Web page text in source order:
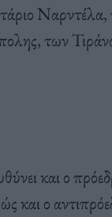
Ναρντέλα,
των
και ο
και ο